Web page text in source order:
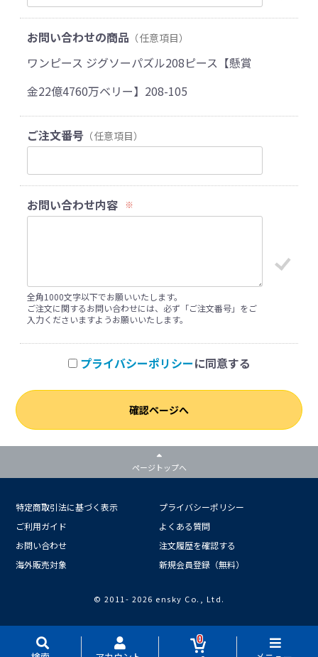
お問い合わせの商品 （任意項目）
ワンピース ジグソーパズル208ピース【懸賞
金22億4760万ベリー】208-105
ご注文番号 （任意項目）
お問い合わせ内容 ※
全角1000文字以下でお願いいたします。
ご注文に関するお問い合わせには、必ず「ご注文番号」をご
入力くださいますようお願いいたします。
プライバシーポリシーに同意する
確認ページへ
0
ページトップへ
特定商取引法に基づく表示
プライバシーポリシー
ご利用ガイド
よくある質問
お問い合わせ
注文履歴を確認する
海外販売対象
新規会員登録（無料）
© 2011- 2026 ensky Co., Ltd.